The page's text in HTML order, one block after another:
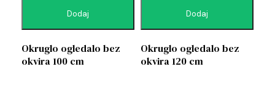
Dodaj
Okruglo ogledalo bez
okvira 100 cm
Dodaj
Okruglo ogledalo bez
okvira 120 cm